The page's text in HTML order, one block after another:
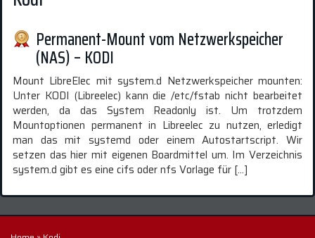
Permanent-Mount vom Netzwerkspeicher
(NAS) – KODI
Mount LibreElec mit system.d Netzwerkspeicher mounten:
Unter KODI (Libreelec) kann die /etc/fstab nicht bearbeitet
werden, da das System Readonly ist. Um trotzdem
Mountoptionen permanent in Libreelec zu nutzen, erledigt
man das mit systemd oder einem Autostartscript. Wir
setzen das hier mit eigenen Boardmittel um. Im Verzeichnis
system.d gibt es eine cifs oder nfs Vorlage für […]